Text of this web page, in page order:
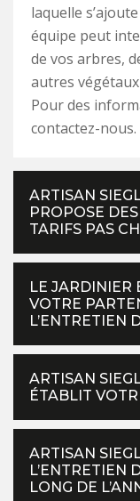
laquelle
équipe peut
de vos arbres,
autres
Pour des
contactez-nous.
ARTISAN
PROPOSE
TARIFS PAS
LE JARDINIER
VOTRE
L’ENTRETIEN
ARTISAN
ÉTABLIT
ARTISAN
L’ENTRETIEN
LONG DE